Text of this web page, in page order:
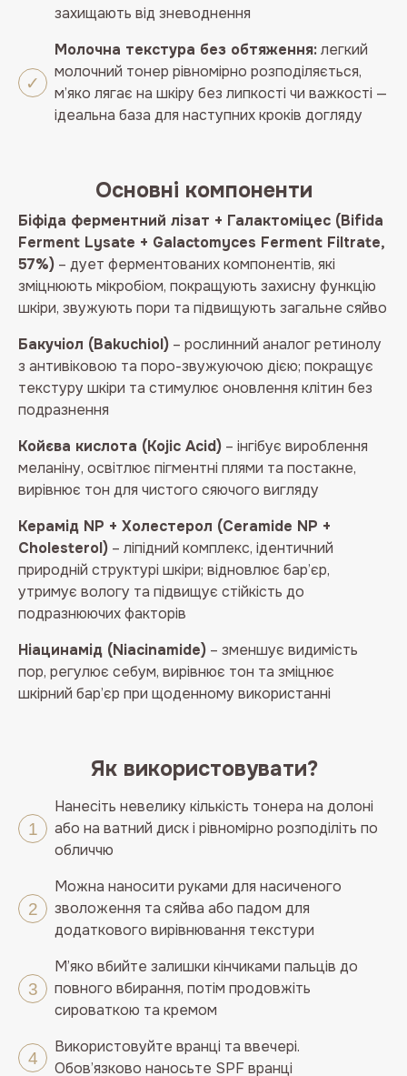
захищають від зневоднення
Молочна текстура без обтяження:легкий
молочний тонер рівномірно розподіляється,
м’яко лягає на шкіру без липкості чи важкості —
ідеальна база для наступних кроків догляду
Основні компоненти
Біфіда ферментний лізат + Галактоміцес (Bifida
Ferment Lysate + Galactomyces Ferment Filtrate,
57%) – дует ферментованих компонентів, які
зміцнюють мікробіом, покращують захисну функцію
шкіри, звужують пори та підвищують загальне сяйво
Бакучіол (Bakuchiol) – рослинний аналог ретинолу
з антивіковою та поро-звужуючою дією; покращує
текстуру шкіри та стимулює оновлення клітин без
подразнення
Койєва кислота (Kojic Acid) – інгібує вироблення
меланіну, освітлює пігментні плями та постакне,
вирівнює тон для чистого сяючого вигляду
Керамід NP + Холестерол (Ceramide NP +
Cholesterol) – ліпідний комплекс, ідентичний
природній структурі шкіри; відновлює бар’єр,
утримує вологу та підвищує стійкість до
подразнюючих факторів
Ніацинамід (Niacinamide) – зменшує видимість
пор, регулює себум, вирівнює тон та зміцнює
шкірний бар’єр при щоденному використанні
Як використовувати?
Нанесіть невелику кількість тонера на долоні
або на ватний диск і рівномірно розподіліть по
обличчю
Можна наносити руками для насиченого
зволоження та сяйва або падом для
додаткового вирівнювання текстури
М’яко вбийте залишки кінчиками пальців до
повного вбирання, потім продовжіть
сироваткою та кремом
Використовуйте вранці та ввечері.
Обов’язково наносьте SPF вранці